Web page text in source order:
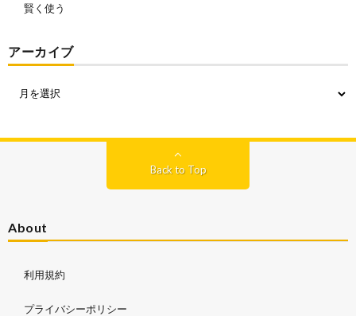
賢く使う
アーカイブ
Back to Top
About
利用規約
プライバシーポリシー